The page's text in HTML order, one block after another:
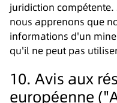
juridiction compétente.
nous apprenons que
informations d'un
qu'il ne peut pas
10. Avis aux
européenne